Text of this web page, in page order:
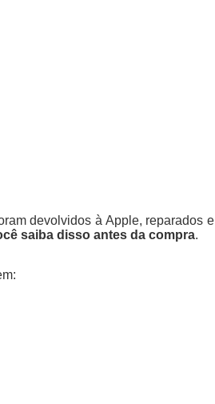
devolvidos à Apple, reparados e
saiba disso antes da compra.